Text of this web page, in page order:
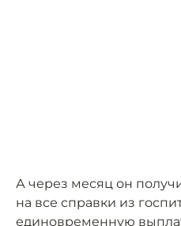
А через месяц он
на все справки из
единовременную